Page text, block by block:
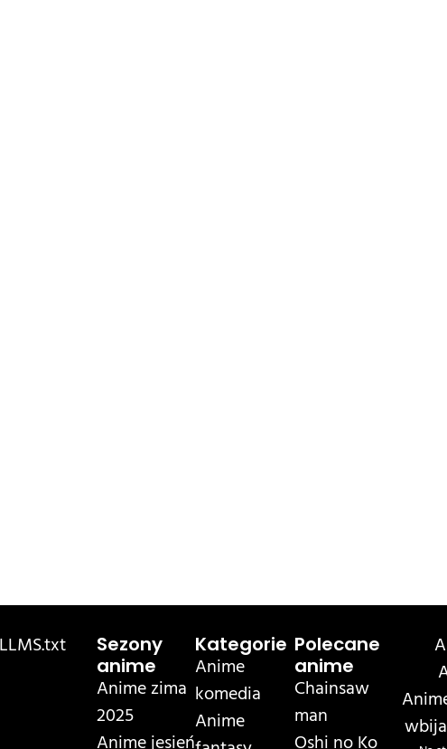
LLMS.txt
Sezony
anime
Anime zima
2025
Kategorie
Anime
komedia
Anime
Polecane
anime
Chainsaw
man